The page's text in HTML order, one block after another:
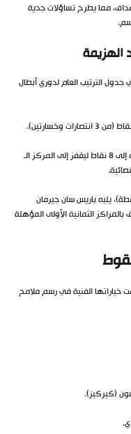
مرمى مامارداشفيلي 4 أهداف، مما يطرح تساؤلات جدية
الهزيمة
الترتيب العام لدوري أبطال
رصيده إلى 8 نقاط ليقفز إلى المركز الـ
جدول الترتيب بالعلامة الكاملة (15 نقطة)، يليه باريس سان جيرمان
الثمانية الأولى المؤهلة
خياراتها الفنية في رسم ملامح
(كيركيز).